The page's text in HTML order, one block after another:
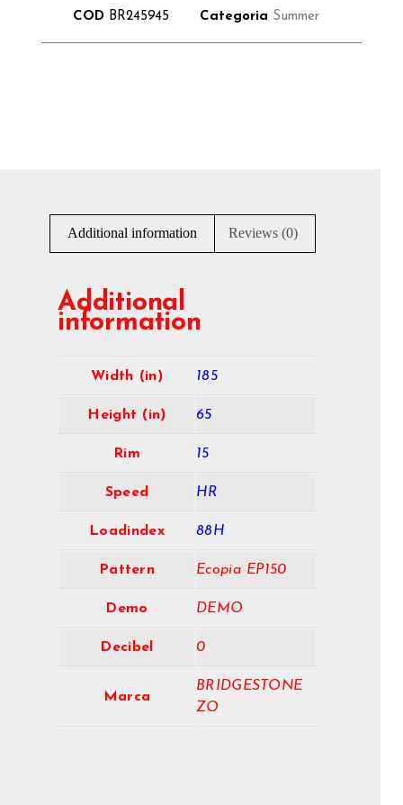
COD BR245945 Categoria Summer
Additional information Reviews (0)
Additional
information
Width (in) 185
Height (in) 65
Rim 15
Speed HR
Loadindex 88H
Pattern Ecopia EP150
Demo DEMO
Decibel 0
Marca
BRIDGESTONE
ZO